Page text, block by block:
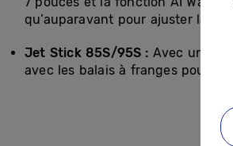
qu’auparavant pour ajuster la
Jet Stick 85S/95S : Avec une
avec les balais à franges pour